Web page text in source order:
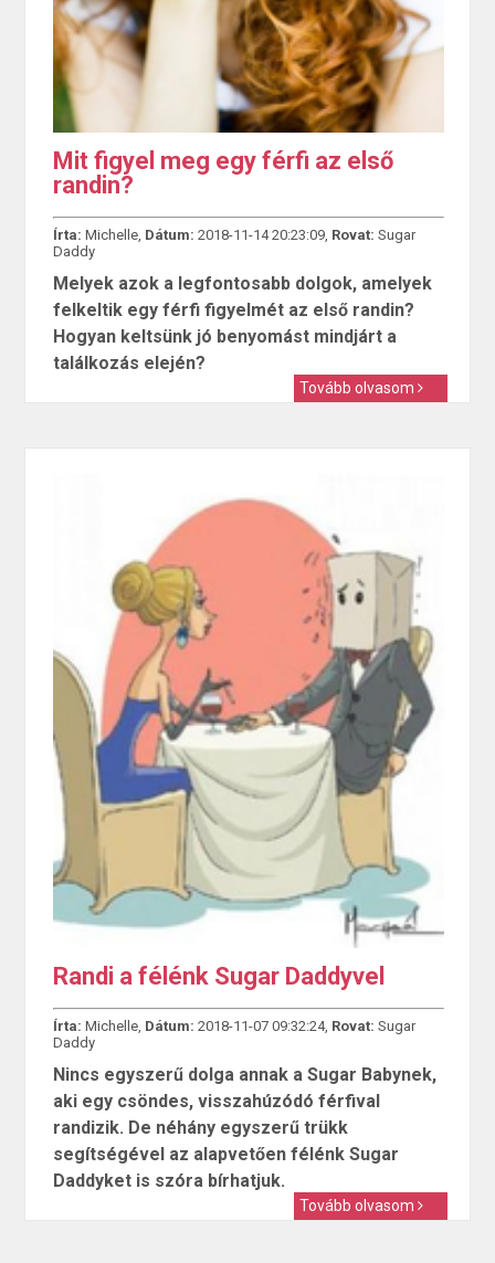
Mit figyel meg egy férfi az első
randin?
Írta: Michelle, Dátum: 2018-11-14 20:23:09, Rovat: Sugar
Daddy
Melyek azok a legfontosabb dolgok, amelyek
felkeltik egy férfi figyelmét az első randin?
Hogyan keltsünk jó benyomást mindjárt a
találkozás elején?
Tovább olvasom
Randi a félénk Sugar Daddyvel
Írta: Michelle, Dátum: 2018-11-07 09:32:24, Rovat: Sugar
Daddy
Nincs egyszerű dolga annak a Sugar Babynek,
aki egy csöndes, visszahúzódó férfival
randizik. De néhány egyszerű trükk
segítségével az alapvetően félénk Sugar
Daddyket is szóra bírhatjuk.
Tovább olvasom